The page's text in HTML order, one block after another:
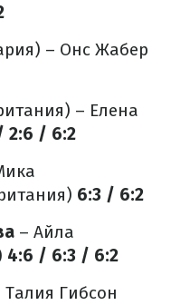
– Онс Жабер
– Елена
2:6 / 6:2
6:3 / 6:2
– Айла
4:6 / 6:3 / 6:2
Гибсон